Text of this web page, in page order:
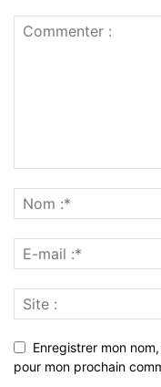
Enregistrer mon
pour mon prochain